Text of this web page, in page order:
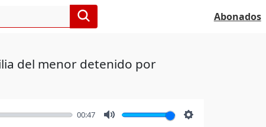
Abonados
del menor detenido por
00:47